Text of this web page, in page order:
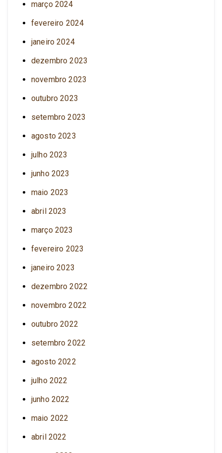
março 2024
fevereiro 2024
janeiro 2024
dezembro 2023
novembro 2023
outubro 2023
setembro 2023
agosto 2023
julho 2023
junho 2023
maio 2023
abril 2023
março 2023
fevereiro 2023
janeiro 2023
dezembro 2022
novembro 2022
outubro 2022
setembro 2022
agosto 2022
julho 2022
junho 2022
maio 2022
abril 2022